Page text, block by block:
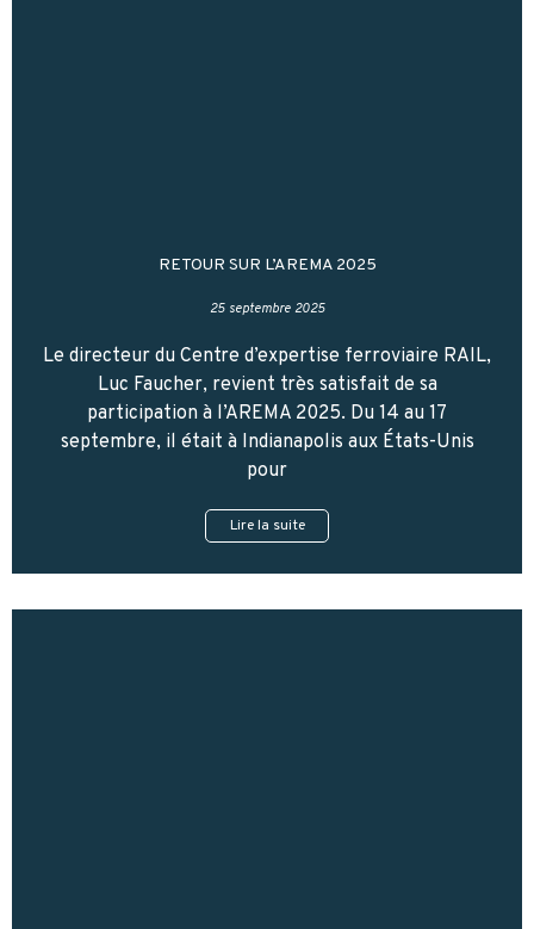
RETOUR SUR L’AREMA 2025
25 septembre 2025
Le directeur du Centre d’expertise ferroviaire RAIL,
Luc Faucher, revient très satisfait de sa
participation à l’AREMA 2025. Du 14 au 17
septembre, il était à Indianapolis aux États-Unis
pour
Lire la suite